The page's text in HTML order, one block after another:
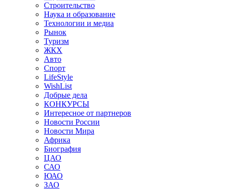
Строительство
Наука и образование
Технологии и медиа
Рынок
Туризм
ЖКХ
Авто
Спорт
LifeStyle
WishList
Добрые дела
КОНКУРСЫ
Интересное от партнеров
Новости России
Новости Мира
Африка
Биография
ЦАО
САО
ЮАО
ЗАО